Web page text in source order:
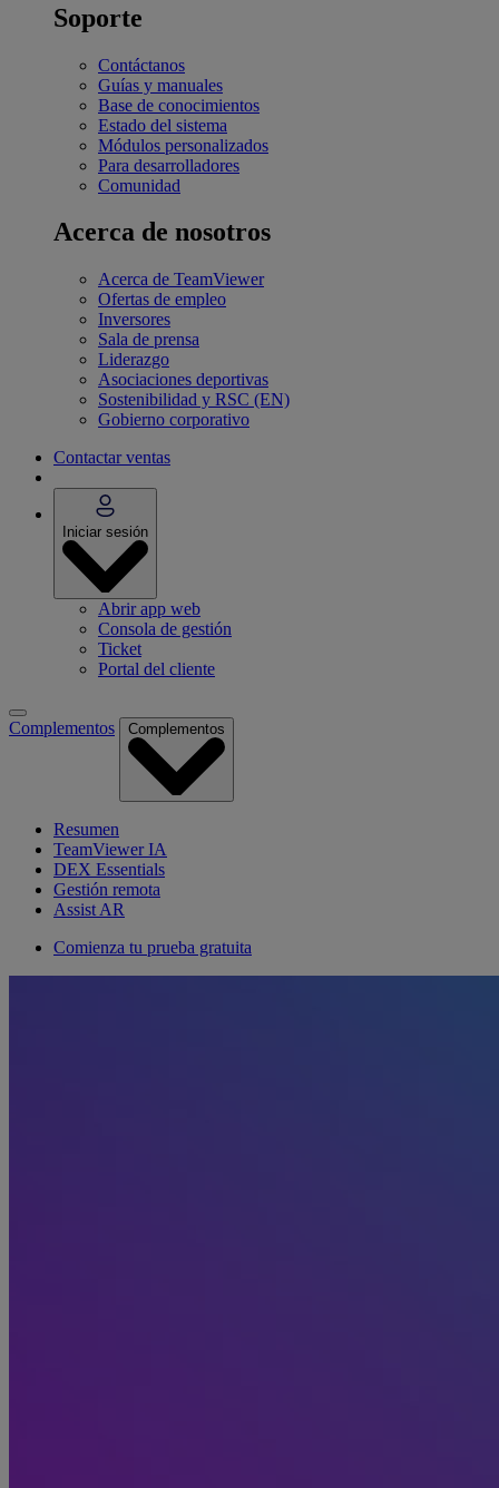
Soporte
Contáctanos
Guías y manuales
Base de conocimientos
Estado del sistema
Módulos personalizados
Para desarrolladores
Comunidad
Acerca de nosotros
Acerca de TeamViewer
Ofertas de empleo
Inversores
Sala de prensa
Liderazgo
Asociaciones deportivas
Sostenibilidad y RSC (EN)
Gobierno corporativo
Contactar ventas
Iniciar sesión
Abrir app web
Consola de gestión
Ticket
Portal del cliente
Complementos Complementos
Resumen
TeamViewer IA
DEX Essentials
Gestión remota
Assist AR
Comienza tu prueba gratuita